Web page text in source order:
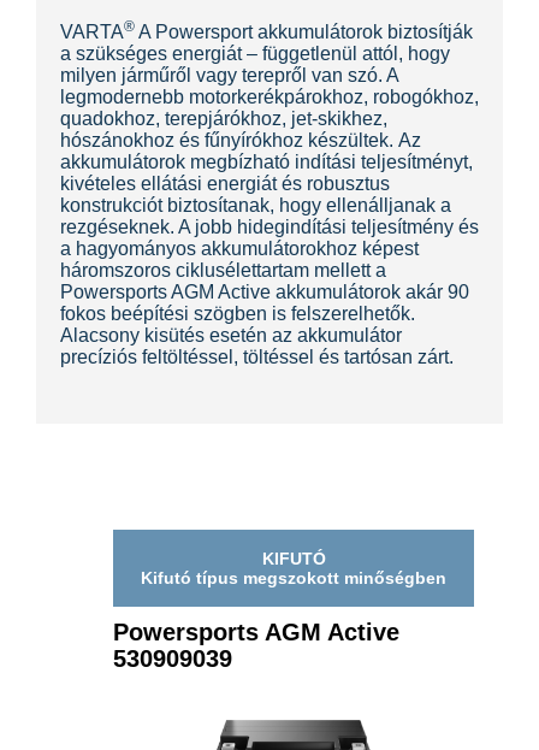
VARTA® A Powersport akkumulátorok biztosítják
a szükséges energiát – függetlenül attól, hogy
milyen járműről vagy terepről van szó. A
legmodernebb motorkerékpárokhoz, robogókhoz,
quadokhoz, terepjárókhoz, jet-skikhez,
hószánokhoz és fűnyírókhoz készültek. Az
akkumulátorok megbízható indítási teljesítményt,
kivételes ellátási energiát és robusztus
konstrukciót biztosítanak, hogy ellenálljanak a
rezgéseknek. A jobb hidegindítási teljesítmény és
a hagyományos akkumulátorokhoz képest
háromszoros ciklusélettartam mellett a
Powersports AGM Active akkumulátorok akár 90
fokos beépítési szögben is felszerelhetők.
Alacsony kisütés esetén az akkumulátor
precíziós feltöltéssel, töltéssel és tartósan zárt.
KIFUTÓ
Kifutó típus megszokott minőségben
Powersports AGM Active
530909039